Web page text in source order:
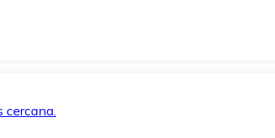
cercana.